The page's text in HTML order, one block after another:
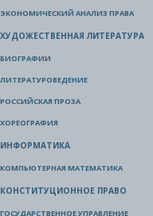
ЭКОНОМИЧЕСКИЙ АНАЛИЗ ПРАВА
ХУДОЖЕСТВЕННАЯ ЛИТЕРАТУРА
БИОГРАФИИ
ЛИТЕРАТУРОВЕДЕНИЕ
РОССИЙСКАЯ ПРОЗА
ХОРЕОГРАФИЯ
ИНФОРМАТИКА
КОМПЬЮТЕРНАЯ МАТЕМАТИКА
КОНСТИТУЦИОННОЕ ПРАВО
ГОСУДАРСТВЕННОЕ УПРАВЛЕНИЕ